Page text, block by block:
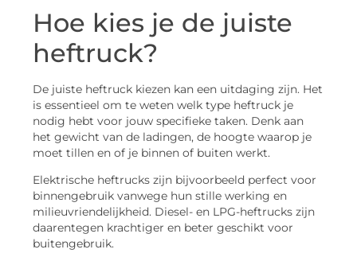
Hoe kies je de juiste
heftruck?
De juiste heftruck kiezen kan een uitdaging zijn. Het
is essentieel om te weten welk type heftruck je
nodig hebt voor jouw specifieke taken. Denk aan
het gewicht van de ladingen, de hoogte waarop je
moet tillen en of je binnen of buiten werkt.
Elektrische heftrucks zijn bijvoorbeeld perfect voor
binnengebruik vanwege hun stille werking en
milieuvriendelijkheid. Diesel- en LPG-heftrucks zijn
daarentegen krachtiger en beter geschikt voor
buitengebruik.